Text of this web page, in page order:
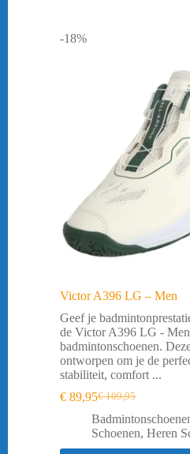
-18%
Victor A396 LG – Men
Geef je
de Victor A396 LG - Men
badmintonschoenen.
ontworpen om je de
stabiliteit, comfort ...
€109,95
Oorspronkelijke
prijs
was:
€ 89,95Huidige
prijs
is:
Schoenen, Heren